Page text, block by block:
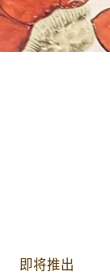
即将推出